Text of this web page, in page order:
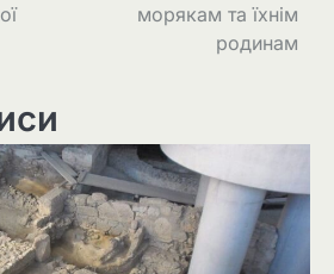
морякам та їхнім
родинам